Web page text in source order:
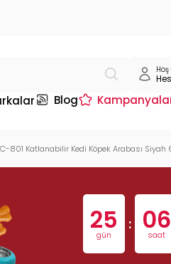
Blog
801 Katlanabilir Kedi Köpek Arabası Siyah
25
gün
: 06
saat